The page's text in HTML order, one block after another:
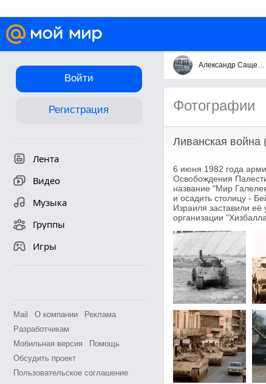
Войти
Регистрация
Лента
Видео
Музыка
Группы
Игры
Mail О компании
Реклама
Разработчикам
Мобильная версия
Помощь
Обсудить проект
Пользовательское соглашение
Александр Сащенко
Фотографии
Ливанская война
6 июня 1982 года
Освобождения
название "Мир
и осадить столицу -
Израиля заставили
организации